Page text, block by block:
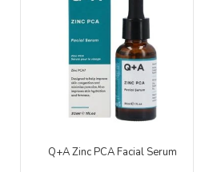
Q+A Zinc PCA Facial Serum